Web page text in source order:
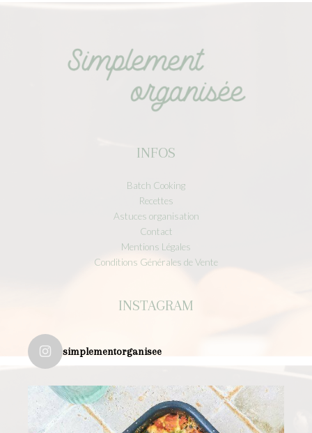
INFOS
Batch Cooking
Recettes
Astuces organisation
Contact
Mentions Légales
Conditions Générales de Vente
INSTAGRAM
simplementorganisee